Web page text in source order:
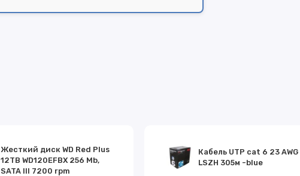
Жесткий диск WD Red Plus
12TB WD120EFBX 256 Mb,
SATA III 7200 rpm
Кабель UTP cat 6 23 AWG
LSZH 305м -blue